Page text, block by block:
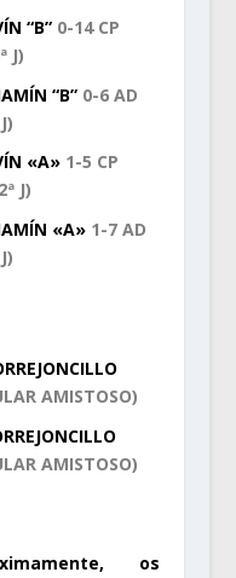
“B”0-14 CP
J)
“B”0-6 AD
«A»1-5 CP
J)
«A»1-7 AD
AMISTOSO)
AMISTOSO)
os